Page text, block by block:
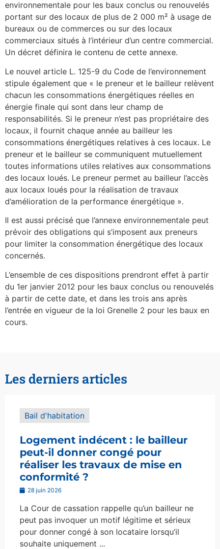
environnementale pour les baux conclus ou renouvelés
portant sur des locaux de plus de 2 000 m² à usage de
bureaux ou de commerces ou sur des locaux
commerciaux situés à l’intérieur d’un centre commercial.
Un décret définira le contenu de cette annexe.
Le nouvel article L. 125-9 du Code de l’environnement
stipule également que « le preneur et le bailleur relèvent
chacun les consommations énergétiques réelles en
énergie finale qui sont dans leur champ de
responsabilités. Si le preneur n’est pas propriétaire des
locaux, il fournit chaque année au bailleur les
consommations énergétiques relatives à ces locaux. Le
preneur et le bailleur se communiquent mutuellement
toutes informations utiles relatives aux consommations
des locaux loués. Le preneur permet au bailleur l’accès
aux locaux loués pour la réalisation de travaux
d’amélioration de la performance énergétique ».
Il est aussi précisé que l’annexe environnementale peut
prévoir des obligations qui s’imposent aux preneurs
pour limiter la consommation énergétique des locaux
concernés.
L’ensemble de ces dispositions prendront effet à partir
du 1er janvier 2012 pour les baux conclus ou renouvelés
à partir de cette date, et dans les trois ans après
l’entrée en vigueur de la loi Grenelle 2 pour les baux en
cours.
Les derniers articles
Bail d'habitation
Logement indécent : le bailleur
peut-il donner congé pour
réaliser les travaux de mise en
conformité ?
28 juin 2026
La Cour de cassation rappelle qu’un bailleur ne
peut pas invoquer un motif légitime et sérieux
pour donner congé à son locataire lorsqu’il
souhaite uniquement ...